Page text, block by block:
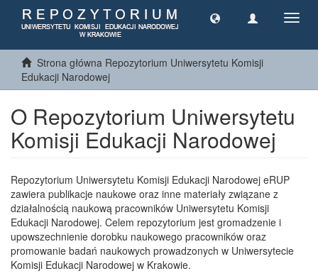
Strona główna Repozytorium Uniwersytetu Komisji
Edukacji Narodowej
O Repozytorium Uniwersytetu
Komisji Edukacji Narodowej
Repozytorium Uniwersytetu Komisji Edukacji Narodowej eRUP
zawiera publikacje naukowe oraz inne materiały związane z
działalnością naukową pracowników Uniwersytetu Komisji
Edukacji Narodowej. Celem repozytorium jest gromadzenie i
upowszechnienie dorobku naukowego pracowników oraz
promowanie badań naukowych prowadzonych w Uniwersytecie
Komisji Edukacji Narodowej w Krakowie.